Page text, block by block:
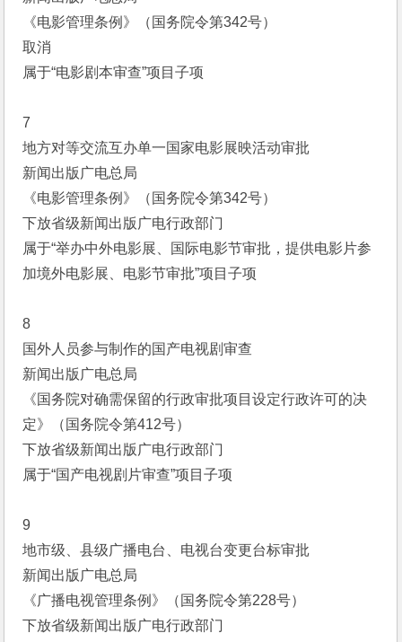
《电影管理条例》（国务院令第342号）
取消
属于“电影剧本审查”项目子项
7
地方对等交流互办单一国家电影展映活动审批
新闻出版广电总局
《电影管理条例》（国务院令第342号）
下放省级新闻出版广电行政部门
属于“举办中外电影展、国际电影节审批，提供电影片参
加境外电影展、电影节审批”项目子项
8
国外人员参与制作的国产电视剧审查
新闻出版广电总局
《国务院对确需保留的行政审批项目设定行政许可的决
定》（国务院令第412号）
下放省级新闻出版广电行政部门
属于“国产电视剧片审查”项目子项
9
地市级、县级广播电台、电视台变更台标审批
新闻出版广电总局
《广播电视管理条例》（国务院令第228号）
下放省级新闻出版广电行政部门